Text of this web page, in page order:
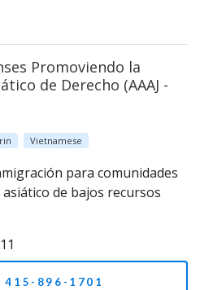
Promoviendo la
de Derecho (AAAJ -
Vietnamese
para comunidades
de bajos recursos
415-896-1701